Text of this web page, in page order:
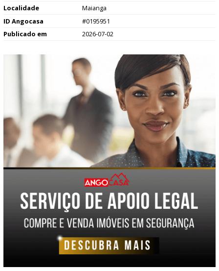
Localidade
Maianga
ID Angocasa
#0195951
Publicado em
2026-07-02